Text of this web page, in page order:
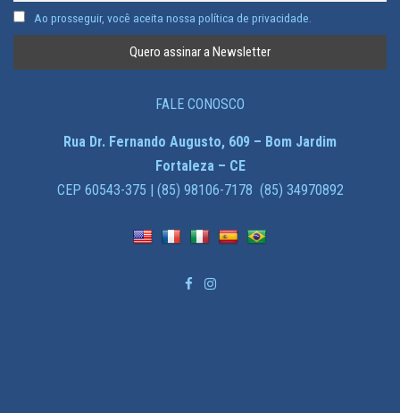
Ao prosseguir, você aceita nossa política de privacidade.
FALE CONOSCO
Rua Dr. Fernando Augusto, 609 – Bom Jardim
Fortaleza – CE
CEP 60543-375 | (85) 98106-7178 (85) 34970892